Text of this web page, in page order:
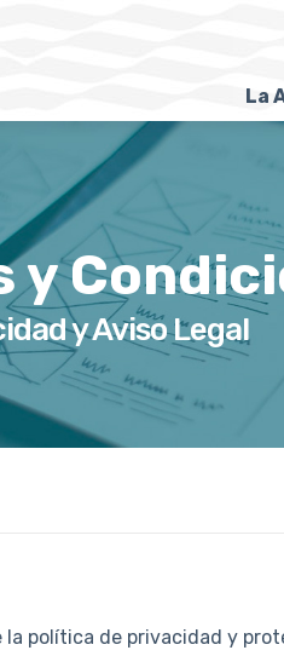
La
y
y Aviso Legal
política de privacidad y